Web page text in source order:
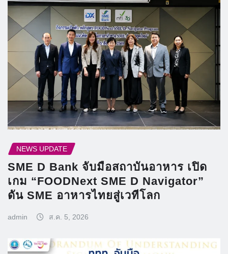
NEWS UPDATE
SME D Bank จับมือสถาบันอาหาร เปิด
เกม “FOODNext SME D Navigator”
ดัน SME อาหารไทยสู่เวทีโลก
admin ส.ค. 5, 2026